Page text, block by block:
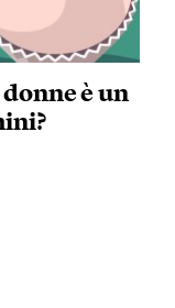
è un